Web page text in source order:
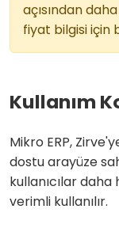
açısından
fiyat bilgisi için
Kullanım
Mikro ERP,
dostu arayüze
kullanıcılar
verimli kullanılır.